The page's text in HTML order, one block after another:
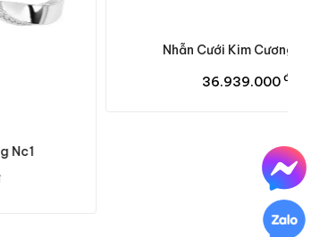
Nhẫn Cưới Kim Cương NC13